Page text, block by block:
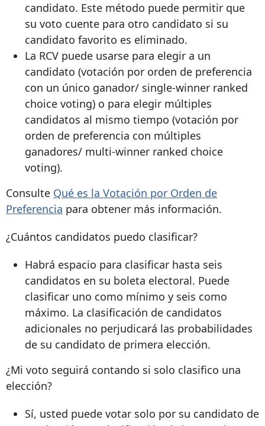
candidato. Este método puede permitir que
su voto cuente para otro candidato si su
candidato favorito es eliminado.
La RCV puede usarse para elegir a un
candidato (votación por orden de preferencia
con un único ganador/ single-winner ranked
choice voting) o para elegir múltiples
candidatos al mismo tiempo (votación por
orden de preferencia con múltiples
ganadores/ multi-winner ranked choice
voting).
Consulte Qué es la Votación por Orden de
Preferencia para obtener más información.
¿Cuántos candidatos puedo clasificar?
Habrá espacio para clasificar hasta seis
candidatos en su boleta electoral. Puede
clasificar uno como mínimo y seis como
máximo. La clasificación de candidatos
adicionales no perjudicará las probabilidades
de su candidato de primera elección.
¿Mi voto seguirá contando si solo clasifico una
elección?
Sí, usted puede votar solo por su candidato de